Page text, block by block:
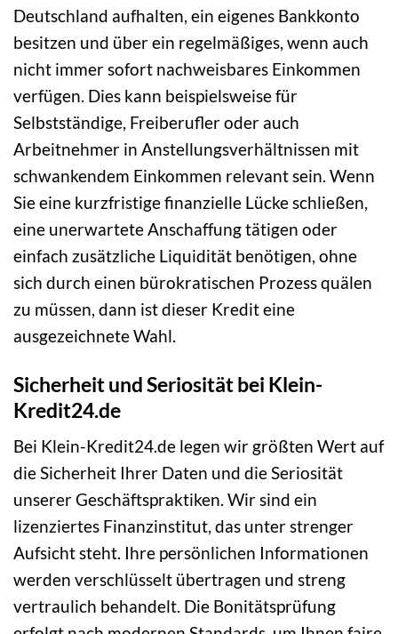
Deutschland aufhalten, ein eigenes Bankkonto
besitzen und über ein regelmäßiges, wenn auch
nicht immer sofort nachweisbares Einkommen
verfügen. Dies kann beispielsweise für
Selbstständige, Freiberufler oder auch
Arbeitnehmer in Anstellungsverhältnissen mit
schwankendem Einkommen relevant sein. Wenn
Sie eine kurzfristige finanzielle Lücke schließen,
eine unerwartete Anschaffung tätigen oder
einfach zusätzliche Liquidität benötigen, ohne
sich durch einen bürokratischen Prozess quälen
zu müssen, dann ist dieser Kredit eine
ausgezeichnete Wahl.
Sicherheit und Seriosität bei Klein-
Kredit24.de
Bei Klein-Kredit24.de legen wir größten Wert auf
die Sicherheit Ihrer Daten und die Seriosität
unserer Geschäftspraktiken. Wir sind ein
lizenziertes Finanzinstitut, das unter strenger
Aufsicht steht. Ihre persönlichen Informationen
werden verschlüsselt übertragen und streng
vertraulich behandelt. Die Bonitätsprüfung